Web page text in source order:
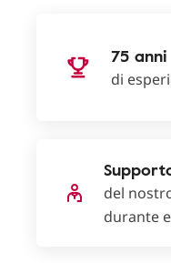
75 anni
di
del
durante